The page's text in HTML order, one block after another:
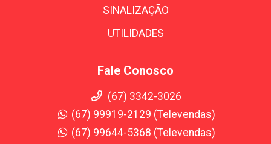
SINALIZAÇÃO
UTILIDADES
Fale Conosco
(67) 3342-3026
(67) 99919-2129 (Televendas)
(67) 99644-5368 (Televendas)